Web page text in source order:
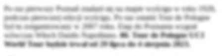
Po raz pierwszy Poznań znalazł się na mapie wyścigu w roku 1928,
podczas pierwszej edycji wyścigu. Po raz ostatni Tour de Pologne
był tu zorganizowany w 2007 roku. Etap do Poznania wygrał
wówczas Włoch Danilo Napolitano. 80. Tour de Pologne UCI
World Tour będzie trwał od 29 lipca do 4 sierpnia 2023.